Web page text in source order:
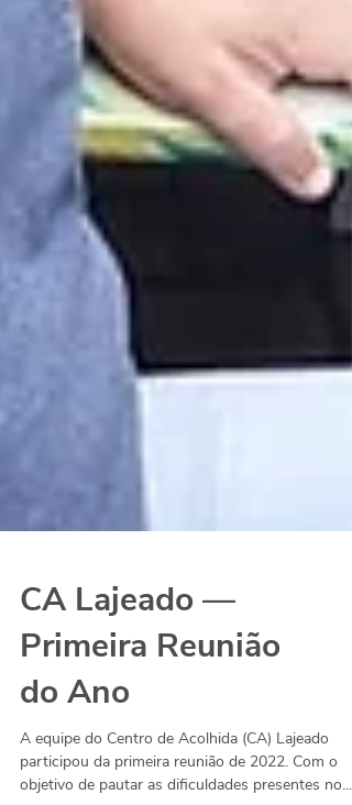
CA Lajeado —
Primeira Reunião
do Ano
A equipe do Centro de Acolhida (CA) Lajeado